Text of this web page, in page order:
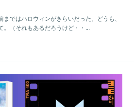
ではハロウィンがきらいだった。どうも、
。（それもあるだろうけど・・...